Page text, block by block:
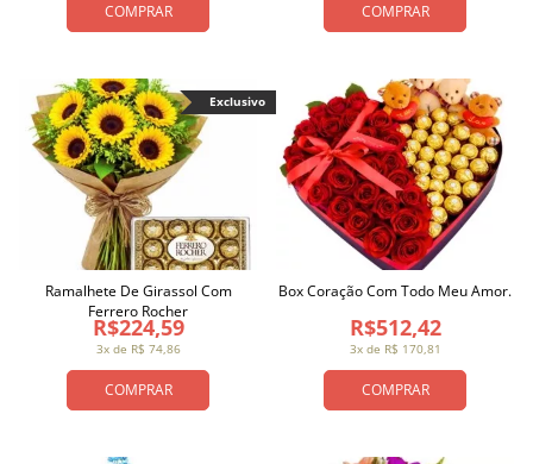
COMPRAR COMPRAR
COMPRAR
3x de R$ 74,86
R$224,59
Ramalhete De Girassol Com
Ferrero Rocher
Exclusivo
COMPRAR
3x de R$ 170,81
R$512,42
Box Coração Com Todo Meu Amor.